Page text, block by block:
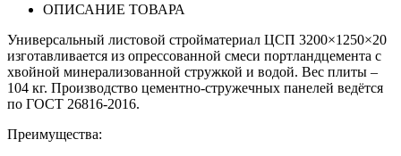
ОПИСАНИЕ ТОВАРА
Универсальный листовой стройматериал ЦСП 3200×1250×20
изготавливается из опрессованной смеси портландцемента с
хвойной минерализованной стружкой и водой. Вес плиты –
104 кг. Производство цементно-стружечных панелей ведётся
по ГОСТ 26816-2016.
Преимущества: